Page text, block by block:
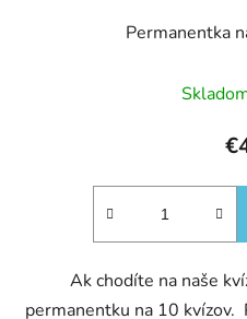
Permanentka
Ak chodíte na naše
permanentku na 10 kvízov.